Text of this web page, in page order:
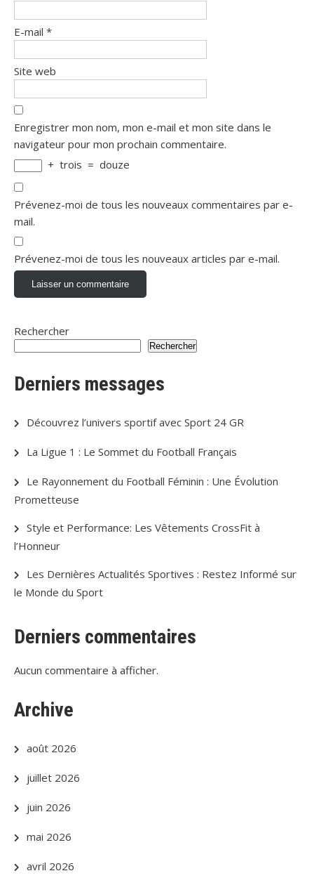
E-mail *
Site web
Enregistrer mon nom, mon e-mail et mon site dans le
navigateur pour mon prochain commentaire.
+ trois = douze
Prévenez-moi de tous les nouveaux commentaires par e-
mail.
Prévenez-moi de tous les nouveaux articles par e-mail.
Rechercher
Rechercher
Derniers messages
Découvrez l’univers sportif avec Sport 24 GR
La Ligue 1 : Le Sommet du Football Français
Le Rayonnement du Football Féminin : Une Évolution
Prometteuse
Style et Performance: Les Vêtements CrossFit à
l’Honneur
Les Dernières Actualités Sportives : Restez Informé sur
le Monde du Sport
Derniers commentaires
Aucun commentaire à afficher.
Archive
août 2026
juillet 2026
juin 2026
mai 2026
avril 2026